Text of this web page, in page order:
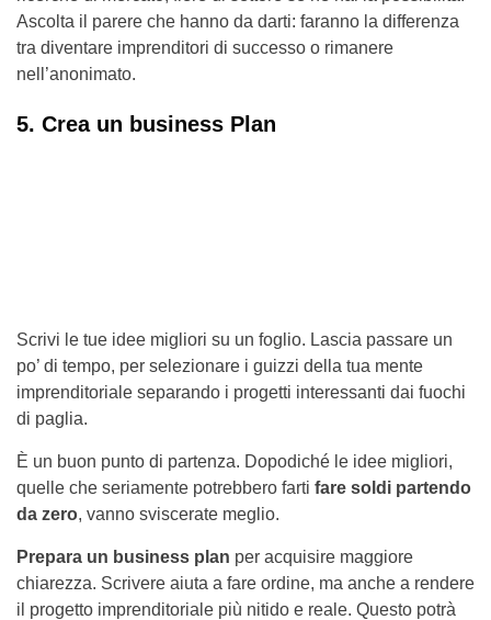
Ascolta il parere che hanno da darti: faranno la differenza
tra diventare imprenditori di successo o rimanere
nell’anonimato.
5. Crea un business Plan
Scrivi le tue idee migliori su un foglio. Lascia passare un
po’ di tempo, per selezionare i guizzi della tua mente
imprenditoriale separando i progetti interessanti dai fuochi
di paglia.
È un buon punto di partenza. Dopodiché le idee migliori,
quelle che seriamente potrebbero farti fare soldi partendo
da zero, vanno sviscerate meglio.
Prepara un business plan per acquisire maggiore
chiarezza. Scrivere aiuta a fare ordine, ma anche a rendere
il progetto imprenditoriale più nitido e reale. Questo potrà